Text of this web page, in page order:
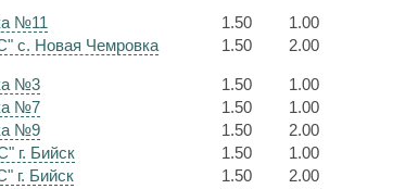
№11
1.50 1.00
Новая Чемровка
1.50 2.00
№3
1.50 1.00
№7
1.50 1.00
№9
1.50 2.00
Бийск
1.50 1.00
Бийск
1.50 2.00